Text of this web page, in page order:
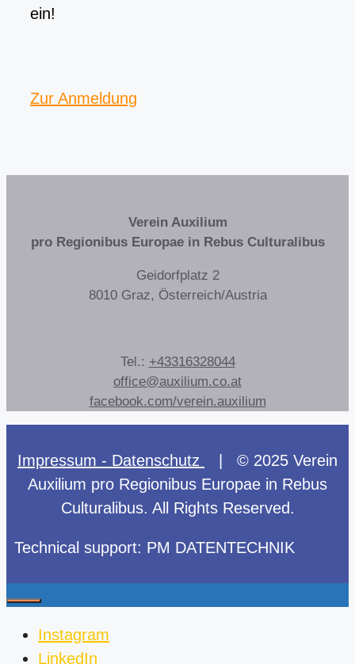
ein!
Zur Anmeldung
Verein Auxilium
pro Regionibus Europae in Rebus Culturalibus
Geidorfplatz 2
8010 Graz, Österreich/Austria
Tel.: +43316328044
office@auxilium.co.at
facebook.com/verein.auxilium
Impressum - Datenschutz
| © 2025 Verein
Auxilium pro Regionibus Europae in Rebus
Culturalibus. All Rights Reserved.
Technical support: PM DATENTECHNIK
Close
Instagram
LinkedIn